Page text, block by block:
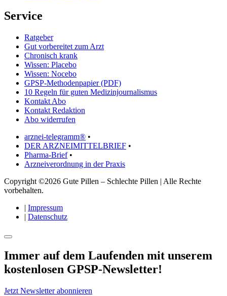
Service
Ratgeber
Gut vorbereitet zum Arzt
Chronisch krank
Wissen: Placebo
Wissen: Nocebo
GPSP-Methodenpapier (PDF)
10 Regeln für guten Medizinjournalismus
Kontakt Abo
Kontakt Redaktion
Abo widerrufen
arznei-telegramm® •
DER ARZNEIMITTELBRIEF •
Pharma-Brief•
Arzneiverordnung in der Praxis
Copyright ©2026 Gute Pillen – Schlechte Pillen | Alle Rechte
vorbehalten.
| Impressum
| Datenschutz
Immer auf dem Laufenden mit unserem
kostenlosen GPSP-Newsletter!
Jetzt Newsletter abonnieren